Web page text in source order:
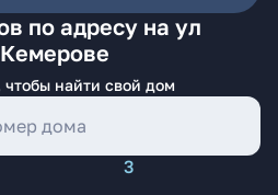
по адресу на ул
чтобы найти свой дом
3